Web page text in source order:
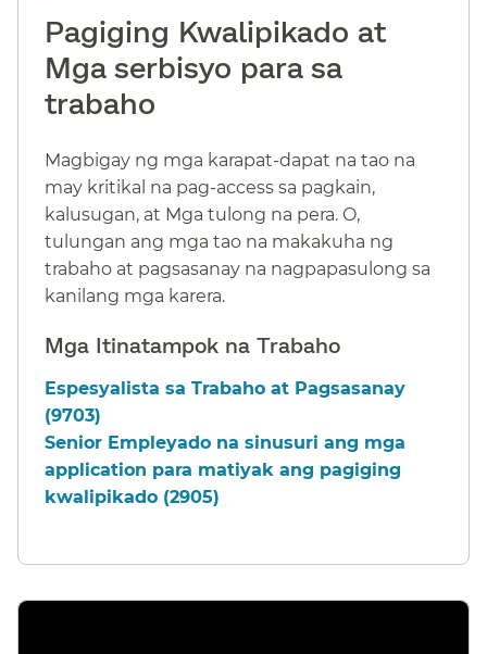
Pagiging Kwalipikado at
Mga serbisyo para sa
trabaho​​
Magbigay ng mga karapat-dapat na tao na
may kritikal na pag-access sa pagkain,
kalusugan, at Mga tulong na pera. O,
tulungan ang mga tao na makakuha ng
trabaho at pagsasanay na nagpapasulong sa
kanilang mga karera.​​
Mga Itinatampok na Trabaho​​
Espesyalista sa Trabaho at Pagsasanay
(9703)​​
Senior Empleyado na sinusuri ang mga
application para matiyak ang pagiging
kwalipikado (2905)​​